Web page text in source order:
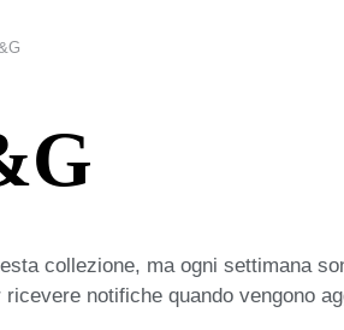
collezione, ma ogni settimana
notifiche quando vengono